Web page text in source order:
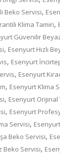
Beko Servisi,
Klima Tamiri,
Güvenilir
, Esenyurt Hızlı
, Esenyurt
, Esenyurt
, Esenyurt Klima
, Esenyurt Orijinal
, Esenyurt
Servisi,
Beko Servisi,
Beko Servisi,